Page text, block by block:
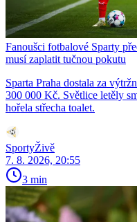
Fanoušci fotbalové Sparty
musí zaplatit tučnou pokutu
Sparta Praha dostala za
300 000 Kč. Světlice letěly
hořela střecha toalet.
SportyŽivě
7. 8. 2026, 20:55
3 min